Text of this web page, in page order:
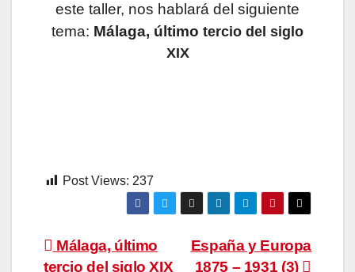
este taller, nos hablará del siguiente
tema: Málaga, último tercio del siglo
XIX
Post Views: 237
Navegación
España y Europa
1875 – 1931 (3)
Málaga, último
tercio del siglo XIX